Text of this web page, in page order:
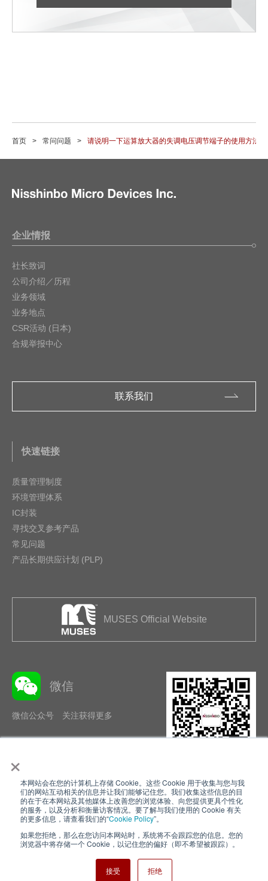
×
本网站会在您的计算机上存储 Cookie。这些 Cookie 用于收集与您与我
们的网站互动相关的信息并让我们能够记住您。我们收集这些信息的目
的在于在本网站及其他媒体上改善您的浏览体验、向您提供更具个性化
的服务，以及分析和衡量访客情况。要了解与我们使用的 Cookie 有关
的更多信息，请查看我们的“Cookie Policy”。
如果您拒绝，那么在您访问本网站时，系统将不会跟踪您的信息。您的
浏览器中将存储一个 Cookie，以记住您的偏好（即不希望被跟踪）。
接受 拒绝
首页 常问问题 请说明一下运算放大器的失调电压调节端子的使用方法
企业情报
社长致词
公司介绍／历程
业务领域
业务地点
CSR活动 (日本)
合规举报中心
联系我们
快速链接
质量管理制度
环境管理体系
IC封装
寻找交叉参考产品
常见问题
产品长期供应计划 (PLP)
MUSES Official Website
微信
微信公众号 关注获得更多
隐私政策 使用条款
Cookie Policy 网站地图
Nisshinbo Holdings Inc.
Copyright ⓒ Nisshinbo Micro Devices Inc. All Rights Reserved.